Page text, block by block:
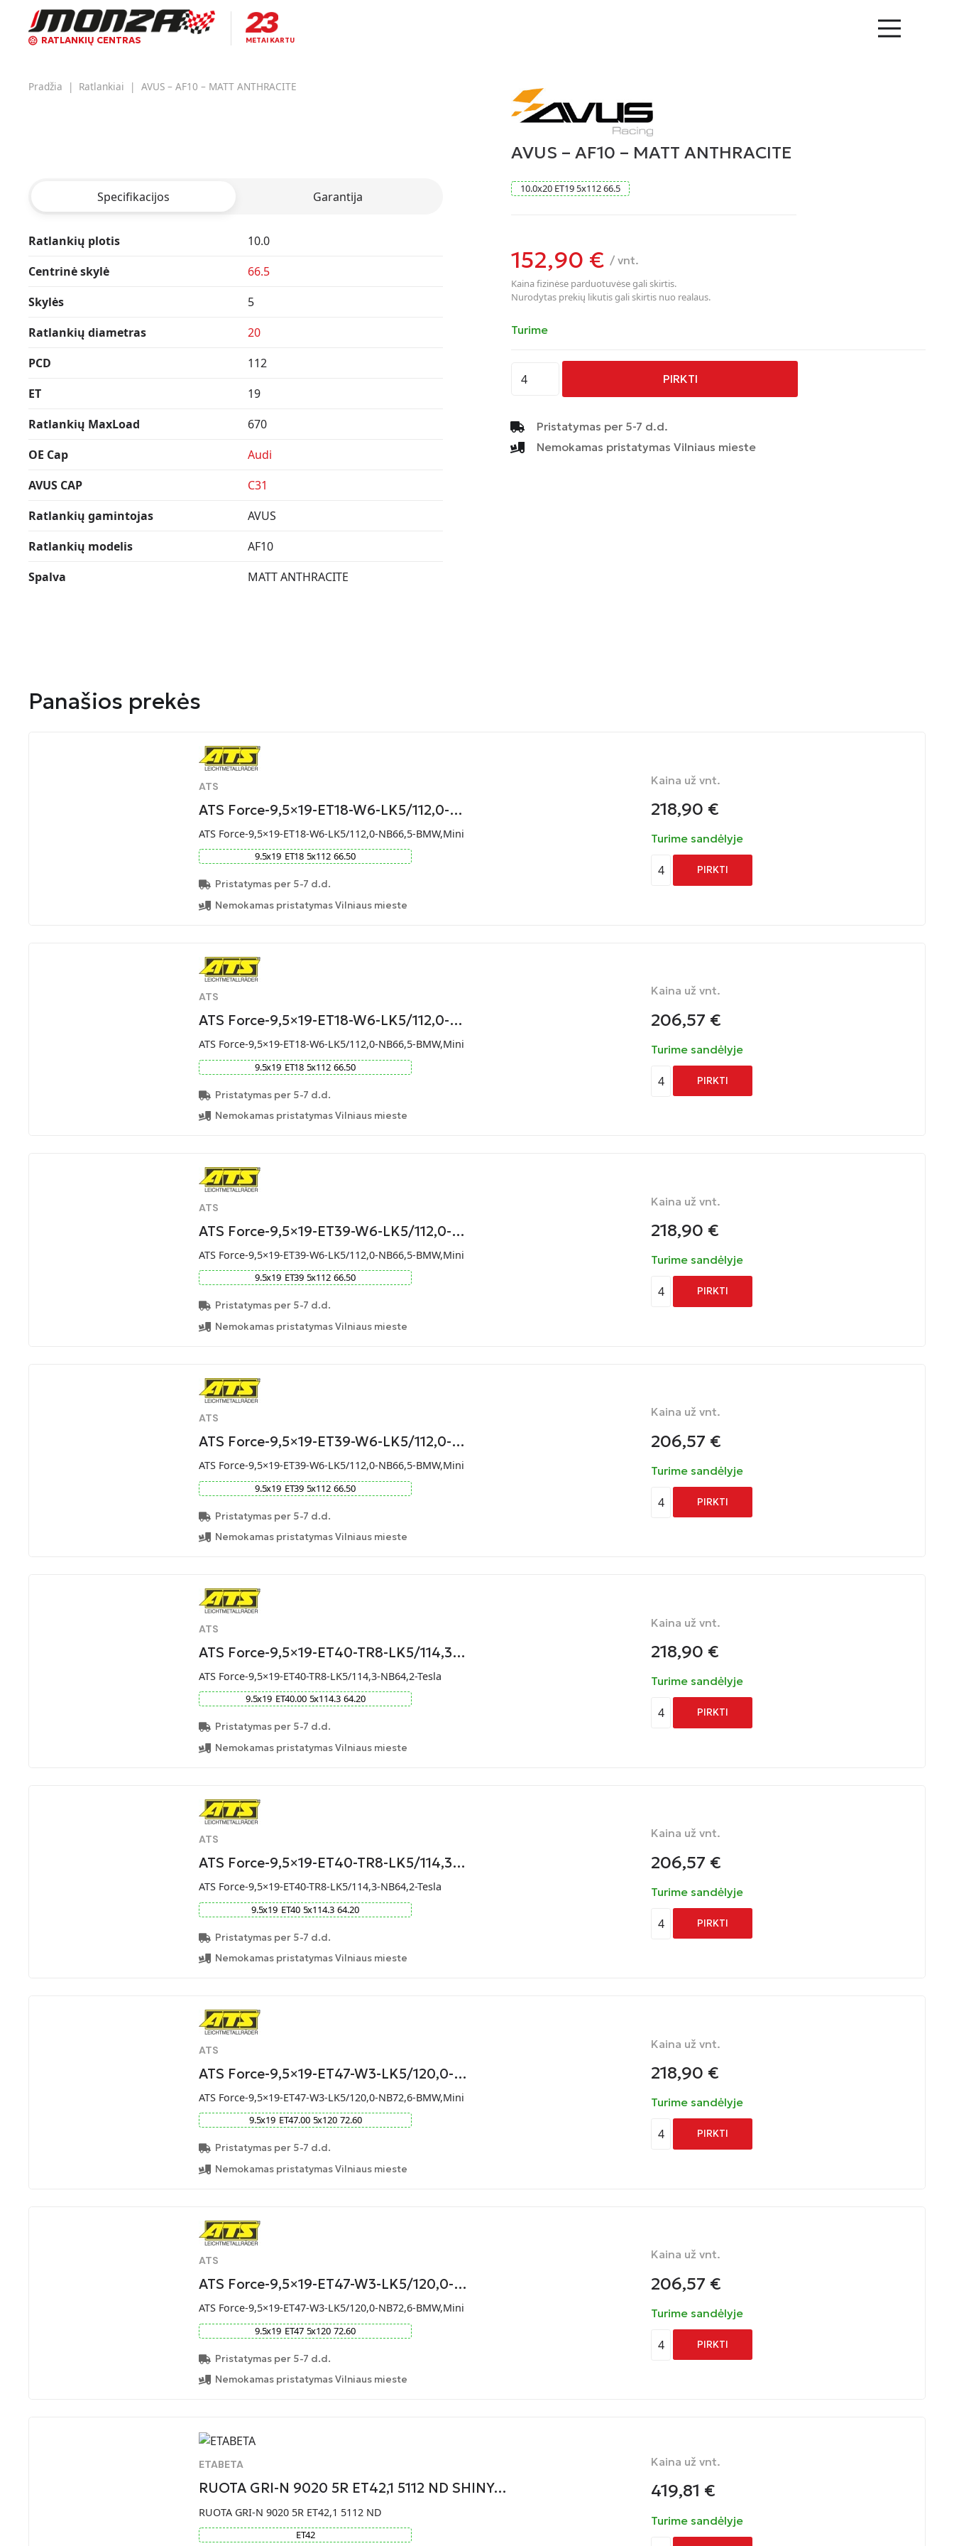
RATLANKIŲ CENTRAS METAI KARTU
Pradžia | Ratlankiai | AVUS – AF10 – MATT ANTHRACITE
Specifikacijos Garantija
Ratlankių plotis
10.0
Centrinė skylė
66.5
Skylės
5
Ratlankių diametras
20
PCD
112
ET
19
Ratlankių MaxLoad
670
OE Cap
Audi
AVUS CAP
C31
Ratlankių gamintojas
AVUS
Ratlankių modelis
AF10
Spalva
MATT ANTHRACITE
AVUS – AF10 – MATT ANTHRACITE
10.0x20 ET19 5x11266.5
152,90 € / vnt.
Kaina fizinėse parduotuvėse gali skirtis.
Nurodytas prekių likutis gali skirtis nuo realaus.
Turime
kiekis:
-
AF10
-
PIRKTI
Pristatymas per 5-7 d.d.
Nemokamas pristatymas Vilniaus mieste
Panašios prekės
ATS
ATS Force-9,5×19-ET18-W6-LK5/112,0-…
ATS Force-9,5×19-ET18-W6-LK5/112,0-NB66,5-BMW,Mini
9.5x19 ET18 5x112 66.50
Pristatymas per 5-7 d.d.
Nemokamas pristatymas Vilniaus mieste
Kaina už vnt.
218,90 €
Turime sandėlyje
4 PIRKTI
ATS
ATS Force-9,5×19-ET18-W6-LK5/112,0-…
ATS Force-9,5×19-ET18-W6-LK5/112,0-NB66,5-BMW,Mini
9.5x19 ET18 5x112 66.50
Pristatymas per 5-7 d.d.
Nemokamas pristatymas Vilniaus mieste
Kaina už vnt.
206,57 €
Turime sandėlyje
4 PIRKTI
ATS
ATS Force-9,5×19-ET39-W6-LK5/112,0-…
ATS Force-9,5×19-ET39-W6-LK5/112,0-NB66,5-BMW,Mini
9.5x19 ET39 5x112 66.50
Pristatymas per 5-7 d.d.
Nemokamas pristatymas Vilniaus mieste
Kaina už vnt.
218,90 €
Turime sandėlyje
4 PIRKTI
ATS
ATS Force-9,5×19-ET39-W6-LK5/112,0-…
ATS Force-9,5×19-ET39-W6-LK5/112,0-NB66,5-BMW,Mini
9.5x19 ET39 5x112 66.50
Pristatymas per 5-7 d.d.
Nemokamas pristatymas Vilniaus mieste
Kaina už vnt.
206,57 €
Turime sandėlyje
4 PIRKTI
ATS
ATS Force-9,5×19-ET40-TR8-LK5/114,3…
ATS Force-9,5×19-ET40-TR8-LK5/114,3-NB64,2-Tesla
9.5x19 ET40.00 5x114.3 64.20
Pristatymas per 5-7 d.d.
Nemokamas pristatymas Vilniaus mieste
Kaina už vnt.
218,90 €
Turime sandėlyje
4 PIRKTI
ATS
ATS Force-9,5×19-ET40-TR8-LK5/114,3…
ATS Force-9,5×19-ET40-TR8-LK5/114,3-NB64,2-Tesla
9.5x19 ET40 5x114.3 64.20
Pristatymas per 5-7 d.d.
Nemokamas pristatymas Vilniaus mieste
Kaina už vnt.
206,57 €
Turime sandėlyje
4 PIRKTI
ATS
ATS Force-9,5×19-ET47-W3-LK5/120,0-…
ATS Force-9,5×19-ET47-W3-LK5/120,0-NB72,6-BMW,Mini
9.5x19 ET47.00 5x120 72.60
Pristatymas per 5-7 d.d.
Nemokamas pristatymas Vilniaus mieste
Kaina už vnt.
218,90 €
Turime sandėlyje
4 PIRKTI
ATS
ATS Force-9,5×19-ET47-W3-LK5/120,0-…
ATS Force-9,5×19-ET47-W3-LK5/120,0-NB72,6-BMW,Mini
9.5x19 ET47 5x120 72.60
Pristatymas per 5-7 d.d.
Nemokamas pristatymas Vilniaus mieste
Kaina už vnt.
206,57 €
Turime sandėlyje
4 PIRKTI
ETABETA
RUOTA GRI-N 9020 5R ET42,1 5112 ND SHINY…
RUOTA GRI-N 9020 5R ET42,1 5112 ND
ET42
Kaina už vnt.
419,81 €
Turime sandėlyje